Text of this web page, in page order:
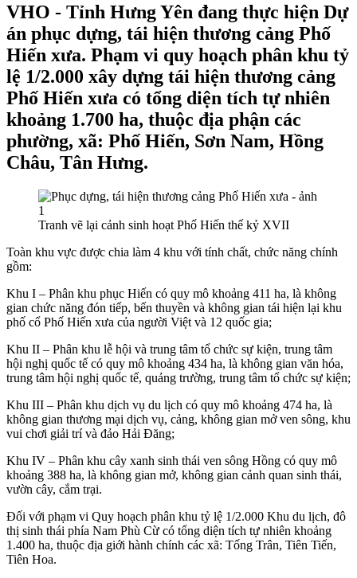
VHO - Tỉnh Hưng Yên đang thực hiện Dự
án phục dựng, tái hiện thương cảng Phố
Hiến xưa. Phạm vi quy hoạch phân khu tỷ
lệ 1/2.000 xây dựng tái hiện thương cảng
Phố Hiến xưa có tổng diện tích tự nhiên
khoảng 1.700 ha, thuộc địa phận các
phường, xã: Phố Hiến, Sơn Nam, Hồng
Châu, Tân Hưng.
Tranh vẽ lại cảnh sinh hoạt Phố Hiến thế kỷ XVII
Toàn khu vực được chia làm 4 khu với tính chất, chức năng chính
gồm:
Khu I – Phân khu phục Hiến có quy mô khoảng 411 ha, là không
gian chức năng đón tiếp, bến thuyền và không gian tái hiện lại khu
phố cổ Phố Hiến xưa của người Việt và 12 quốc gia;
Khu II – Phân khu lễ hội và trung tâm tổ chức sự kiện, trung tâm
hội nghị quốc tế có quy mô khoảng 434 ha, là không gian văn hóa,
trung tâm hội nghị quốc tế, quảng trường, trung tâm tổ chức sự kiện;
Khu III – Phân khu dịch vụ du lịch có quy mô khoảng 474 ha, là
không gian thương mại dịch vụ, cảng, không gian mở ven sông, khu
vui chơi giải trí và đảo Hải Đăng;
Khu IV – Phân khu cây xanh sinh thái ven sông Hồng có quy mô
khoảng 388 ha, là không gian mở, không gian cảnh quan sinh thái,
vườn cây, cắm trại.
Đối với phạm vi Quy hoạch phân khu tỷ lệ 1/2.000 Khu du lịch, đô
thị sinh thái phía Nam Phù Cừ có tổng diện tích tự nhiên khoảng
1.400 ha, thuộc địa giới hành chính các xã: Tống Trân, Tiên Tiến,
Tiên Hoa.